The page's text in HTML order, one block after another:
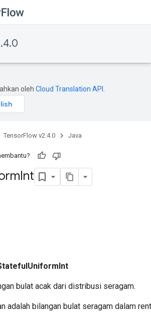
oleh Cloud Translation API
TensorFlow v2.4.0 Java
Int
bulat acak dari distribusi seragam.
adalah bilangan bulat seragam dalam